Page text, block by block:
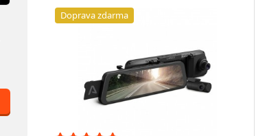
Doprava zdarma